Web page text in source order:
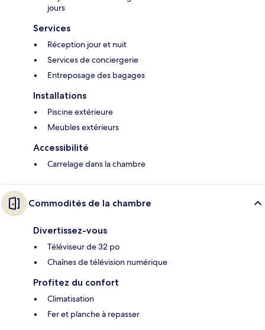
jours
Services
Réception jour et nuit
Services de conciergerie
Entreposage des bagages
Installations
Piscine extérieure
Meubles extérieurs
Accessibilité
Carrelage dans la chambre
Commodités de la chambre
Divertissez-vous
Téléviseur de 32 po
Chaînes de télévision numérique
Profitez du confort
Climatisation
Fer et planche à repasser